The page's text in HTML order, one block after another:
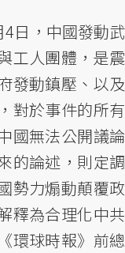
日，中國發動武
工人團體，是震
發動鎮壓、以及
對於事件的所有
國無法公開議論
的論述，則定調
勢力煽動顛覆政
釋為合理化中共
環球時報》前總